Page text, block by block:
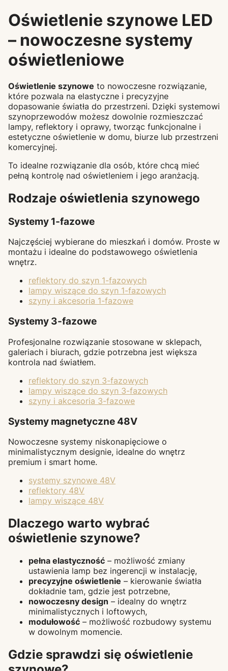
Oświetlenie szynowe LED
– nowoczesne systemy
oświetleniowe
Oświetlenie szynowe to nowoczesne rozwiązanie,
które pozwala na elastyczne i precyzyjne
dopasowanie światła do przestrzeni. Dzięki systemowi
szynoprzewodów możesz dowolnie rozmieszczać
lampy, reflektory i oprawy, tworząc funkcjonalne i
estetyczne oświetlenie w domu, biurze lub przestrzeni
komercyjnej.
To idealne rozwiązanie dla osób, które chcą mieć
pełną kontrolę nad oświetleniem i jego aranżacją.
Rodzaje oświetlenia szynowego
Systemy 1-fazowe
Najczęściej wybierane do mieszkań i domów. Proste w
montażu i idealne do podstawowego oświetlenia
wnętrz.
reflektory do szyn 1-fazowych
lampy wiszące do szyn 1-fazowych
szyny i akcesoria 1-fazowe
Systemy 3-fazowe
Profesjonalne rozwiązanie stosowane w sklepach,
galeriach i biurach, gdzie potrzebna jest większa
kontrola nad światłem.
reflektory do szyn 3-fazowych
lampy wiszące do szyn 3-fazowych
szyny i akcesoria 3-fazowe
Systemy magnetyczne 48V
Nowoczesne systemy niskonapięciowe o
minimalistycznym designie, idealne do wnętrz
premium i smart home.
systemy szynowe 48V
reflektory 48V
lampy wiszące 48V
Dlaczego warto wybrać
oświetlenie szynowe?
pełna elastyczność – możliwość zmiany
ustawienia lamp bez ingerencji w instalację,
precyzyjne oświetlenie – kierowanie światła
dokładnie tam, gdzie jest potrzebne,
nowoczesny design – idealny do wnętrz
minimalistycznych i loftowych,
modułowość – możliwość rozbudowy systemu
w dowolnym momencie.
Gdzie sprawdzi się oświetlenie